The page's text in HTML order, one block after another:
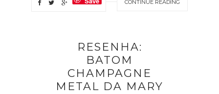
CONTINUE READING
RESENHA:
BATOM
CHAMPAGNE
METAL DA MARY